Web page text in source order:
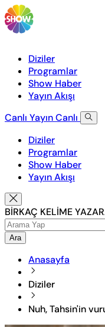
Diziler
Programlar
Show Haber
Yayın Akışı
Canlı YayınCanlı
Diziler
Programlar
Show Haber
Yayın Akışı
BİRKAÇ KELİME
Ara
Anasayfa
Diziler
Nuh, Tahsin'in